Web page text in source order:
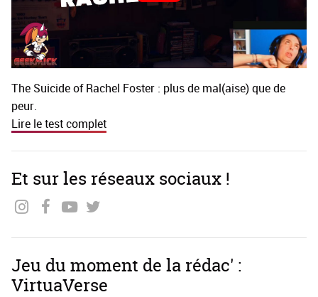
The Suicide of Rachel Foster : plus de mal(aise) que de
peur.
Lire le test complet
Et sur les réseaux sociaux !
Jeu du moment de la rédac' :
VirtuaVerse